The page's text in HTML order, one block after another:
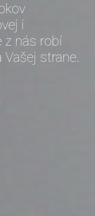
i
z nás robí
strane.